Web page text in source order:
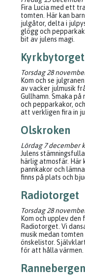
Fira Lucia med ett
tomten. Här kan
julgåtor, delta i
glögg och
bit av julens magi.
Kyrkbytorget
Torsdag 28
Kom och se
av vacker julmusik
Gullhamn. Smaka
och pepparkakor,
att verkligen fira in
Olskroken
Lördag 7 december
Julens
härlig atmosfär. Här
pannkakor och
finns på plats och
Radiotorget
Torsdag 28
Kom och upplev
Radiotorget. Vi
musik medan
önskelistor.
för att hålla värmen.